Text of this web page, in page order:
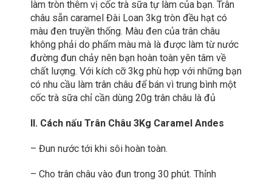
làm tròn thêm vị cốc trà sữa tự làm của bạn. Trân
châu sẵn caramel Đài Loan 3kg tròn đều hạt có
màu đen truyền thống. Màu đen của trân châu
không phải do phẩm màu mà là được làm từ nước
đường đun chảy nên bạn hoàn toàn yên tâm về
chất lượng. Với kích cỡ 3kg phù hợp với những bạn
có nhu cầu làm trân châu để bán vì trung bình một
cốc trà sữa chỉ cần dùng 20g trân châu là đủ
II. Cách nấu Trân Châu 3Kg Caramel Andes
– Đun nước tới khi sôi hoàn toàn.
– Cho trân châu vào đun trong 30 phút. Thỉnh